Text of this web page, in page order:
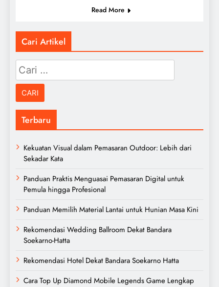
Read More
Cari Artikel
Cari
untuk:
Terbaru
Kekuatan Visual dalam Pemasaran Outdoor: Lebih dari
Sekadar Kata
Panduan Praktis Menguasai Pemasaran Digital untuk
Pemula hingga Profesional
Panduan Memilih Material Lantai untuk Hunian Masa Kini
Rekomendasi Wedding Ballroom Dekat Bandara
Soekarno-Hatta
Rekomendasi Hotel Dekat Bandara Soekarno Hatta
Cara Top Up Diamond Mobile Legends Game Lengkap